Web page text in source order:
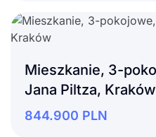
Mieszkanie, 3-
Jana Piltza, Kraków
844.900 PLN